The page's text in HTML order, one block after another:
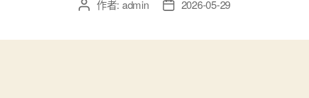
文 作者: admin
文 2026-05-29